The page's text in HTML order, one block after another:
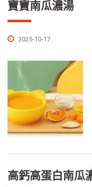
寶寶南瓜濃湯
2025-10-17
高鈣高蛋白南瓜